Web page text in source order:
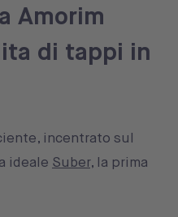
Amorim
di tappi in
incentrato sul
ideale Suber, la prima